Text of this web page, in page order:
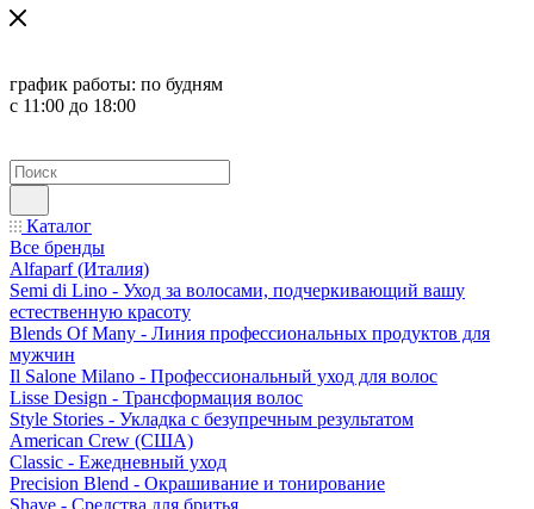
график работы: по будням
с 11:00 до 18:00
Каталог
Все бренды
Alfaparf (Италия)
Semi di Lino - Уход за волосами, подчеркивающий вашу
естественную красоту
Blends Of Many - Линия профессиональных продуктов для
мужчин
Il Salone Milano - Профессиональный уход для волос
Lisse Design - Трансформация волос
Style Stories - Укладка с безупречным результатом
American Crew (США)
Classic - Ежедневный уход
Precision Blend - Окрашивание и тонирование
Shave - Средства для бритья